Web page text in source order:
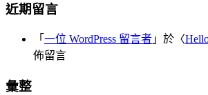
近期留言
「 一位 WordPress 留言者 」於〈
佈留言
彙整